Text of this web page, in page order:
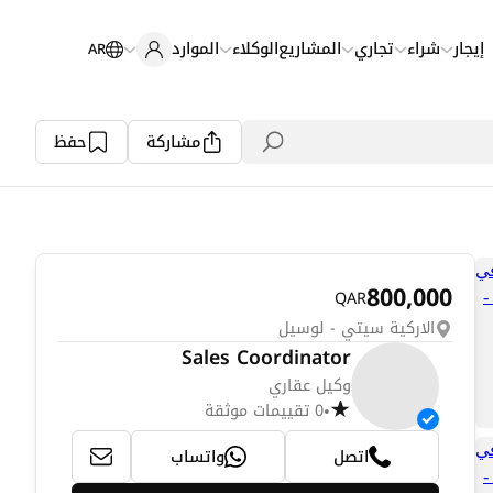
إيجار شراء تجاري المشاريعالوكلاء الموارد AR
مشاركة حفظ
800,000
QAR
الاركية سيتي - لوسيل
Sales Coordinator
وكيل عقاري
•0 تقييمات موثقة
اتصل
واتساب